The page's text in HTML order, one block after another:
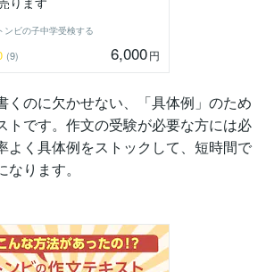
ンビの子中学受検する
(9) 6,000円
くのに欠かせない、「具体例」のため
トです。作文の受験が必要な方には必
よく具体例をストックして、短時間で
ります。